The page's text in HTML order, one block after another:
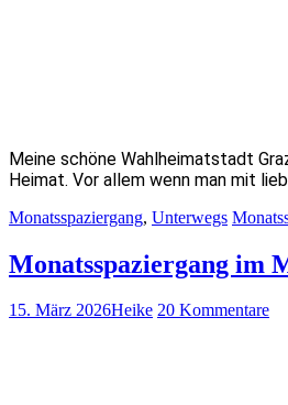
Meine schöne Wahlheimatstadt
Heimat. Vor allem wenn man mit
Monatsspaziergang, Unterwegs
Monatsspaziergang im
15. März 2026Heike 20 Kommentare